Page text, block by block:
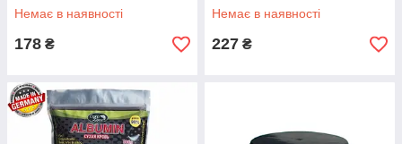
Немає в наявності
178 ₴
Немає в наявності
227 ₴